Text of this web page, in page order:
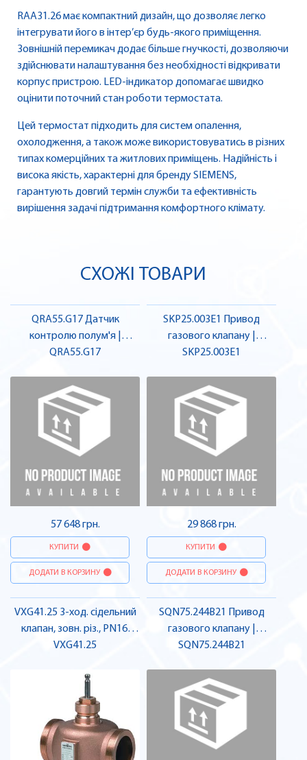
RAA31.26 має компактний дизайн, що дозволяє легко
інтегрувати його в інтер’єр будь-якого приміщення.
Зовнішній перемикач додає більше гнучкості, дозволяючи
здійснювати налаштування без необхідності відкривати
корпус пристрою. LED-індикатор допомагає швидко
оцінити поточний стан роботи термостата.
Цей термостат підходить для систем опалення,
охолодження, а також може використовуватись в різних
типах комерційних та житлових приміщень. Надійність і
висока якість, характерні для бренду SIEMENS,
гарантують довгий термін служби та ефективність
вирішення задачі підтримання комфортного клімату.
СХОЖІ ТОВАРИ
QRA55.G17 Датчик
контролю полум'я |
SIEMENS
QRA55.G17
57 648 грн.
КУПИТИ
ДОДАТИ В КОРЗИНУ
SKP25.003E1 Привод
газового клапану |
SIEMENS
SKP25.003E1
29 868 грн.
КУПИТИ
ДОДАТИ В КОРЗИНУ
VXG41.25 3-ход. сідельний
клапан, зовн. різ., PN16,
DN25, kvs 10 | SIEMENS
VXG41.25
SQN75.244B21 Привод
газового клапану |
SIEMENS
SQN75.244B21